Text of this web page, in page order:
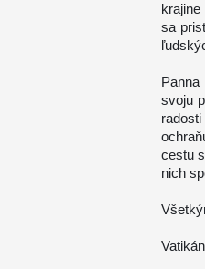
sa
svoju
cestu
nich